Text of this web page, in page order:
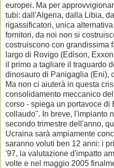
europei. Ma per
tubi: dall'Algeria, dalla Libia,
rigassificatori, unica
fornitori, da noi non si
costruiscono con grandissima
largo di Rovigo (Edison,
il primo a tagliare il traguardo
dinosauro di Panigaglia (Eni),
Ma non ci aiuterà in questa
consolidamento meccanico
corso - spiega un portavoce di
collaudo". In breve, l'impianto
secondo trimestre dell'anno,
Ucraina sarà ampiamente
saranno voluti ben 12 anni: i
'97, la valutazione d'impatto
volte e nel maggio 2005